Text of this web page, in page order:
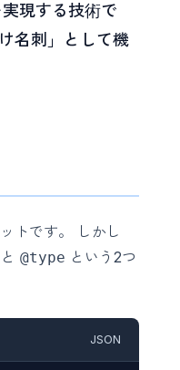
現する技術で
名刺」として機
トです。 しかし
と @type という2つ
JSON